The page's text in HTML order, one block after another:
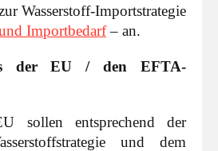
Wasserstoff-Importstrategie
Importbedarf– an.
der EU / den EFTA-
sollen entsprechend der
und dem